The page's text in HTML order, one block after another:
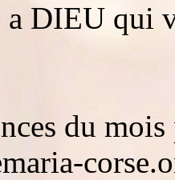
DIEU qui
du